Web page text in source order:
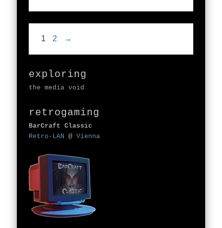
1 2 →
exploring
the media void
retrogaming
BarCraft Classic
Retro-LAN @Vienna